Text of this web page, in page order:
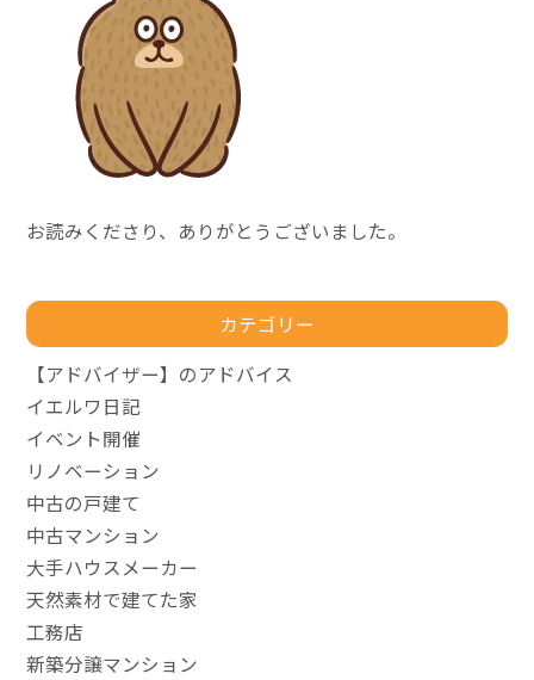
お読みくださり、ありがとうございました。
カテゴリー
【アドバイザー】のアドバイス
イエルワ日記
イベント開催
リノベーション
中古の戸建て
中古マンション
大手ハウスメーカー
天然素材で建てた家
工務店
新築分譲マンション